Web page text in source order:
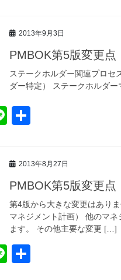
2013年9月3日
PMBOK第5版変更
ステークホルダー関連プロセ
ダー特定） ステークホルダー
Li
2013年8月27日
PMBOK第5版変更
第4版から大きな変更はあり
マネジメント計画） 他のマ
ます。 その他主要な変更 […]
Li